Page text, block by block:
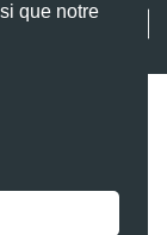
que notre
KREA3